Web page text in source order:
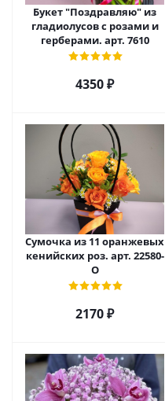
Букет "Поздравляю" из
гладиолусов с розами и
герберами. арт. 7610
4350 ₽
Сумочка из 11 оранжевых
кенийских роз. арт. 22580-
О
2170 ₽